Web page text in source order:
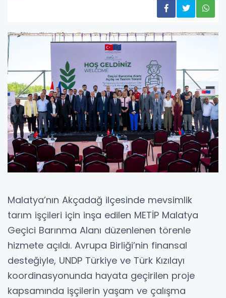
Malatya’nın Akçadağ ilçesinde mevsimlik
tarım işçileri için inşa edilen METİP Malatya
Geçici Barınma Alanı düzenlenen törenle
hizmete açıldı. Avrupa Birliği’nin finansal
desteğiyle, UNDP Türkiye ve Türk Kızılayı
koordinasyonunda hayata geçirilen proje
kapsamında işçilerin yaşam ve çalışma